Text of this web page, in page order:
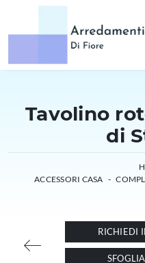
Tavolino
di
ACCESSORI CASA -
RICHIEDI